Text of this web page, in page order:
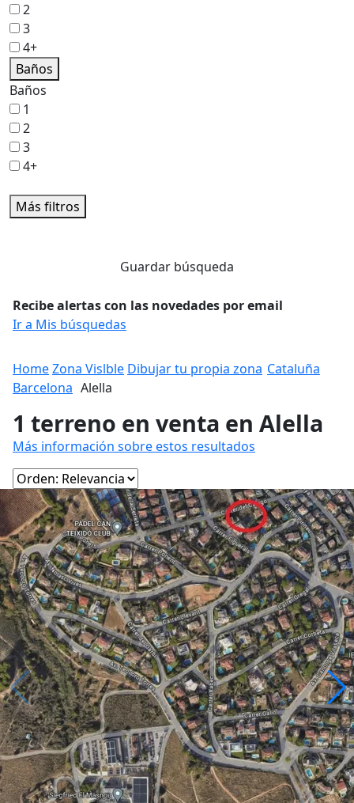
2
3
4+
Baños
Baños
1
2
3
4+
Más filtros
Guardar búsqueda
Recibe alertas con las novedades por email
Ir a Mis búsquedas
HomeZona Vislble Dibujar tu propia zona Cataluña
Barcelona Alella
1 terreno en venta en Alella
Más información sobre estos resultados